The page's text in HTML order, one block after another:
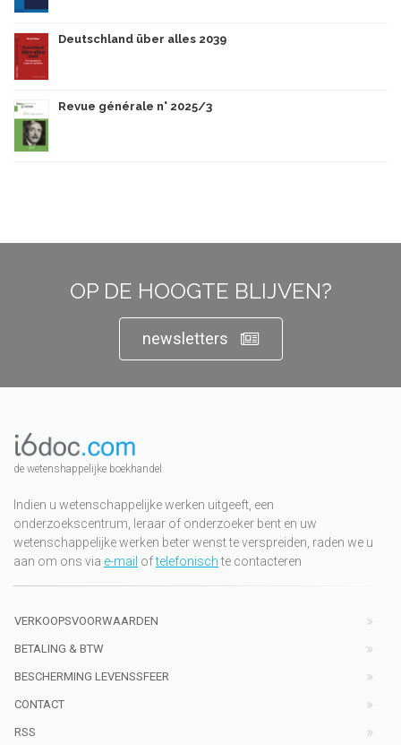
Deutschland über alles 2039
Revue générale n° 2025/3
OP DE HOOGTE BLIJVEN?
newsletters
de wetenshappelijke boekhandel
Indien u wetenschappelijke werken uitgeeft, een
onderzoekscentrum, leraar of onderzoeker bent en uw
wetenschappelijke werken beter wenst te verspreiden, raden we u
aan om ons via e-mail oftelefonischte contacteren
VERKOOPSVOORWAARDEN
BETALING & BTW
BESCHERMING LEVENSSFEER
CONTACT
RSS